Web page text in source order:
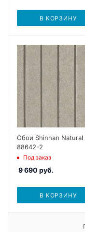
В КОРЗИНУ
Обои Shinhan Natural
88642-2
Под заказ
9 690 руб.
В КОРЗИНУ